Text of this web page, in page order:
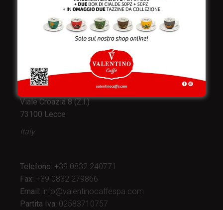
e produzione:
Viale Croazia 8 (Z.I.)
73100 Lecce
Italy
Telefono: +39 0832 240771
Fax: +39 0832 279866
Email: info@valentinocaffespa.com
Partita Iva: 02583710757